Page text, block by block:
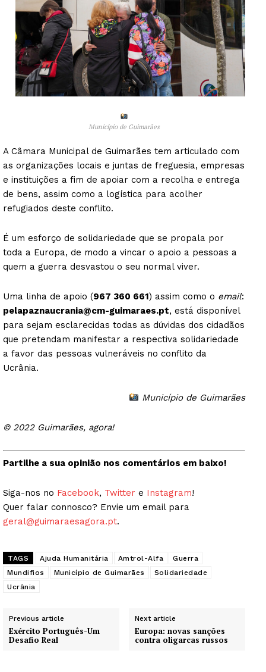
Município de Guimarães
A Câmara Municipal de Guimarães tem articulado com
as organizações locais e juntas de freguesia, empresas
e instituições a fim de apoiar com a recolha e entrega
de bens, assim como a logística para acolher
refugiados deste conflito.
É um esforço de solidariedade que se propala por
toda a Europa, de modo a vincar o apoio a pessoas a
quem a guerra desvastou o seu normal viver.
Uma linha de apoio (967 360 661) assim como o email:
pelapaznaucrania@cm-guimaraes.pt, está disponível
para sejam esclarecidas todas as dúvidas dos cidadãos
que pretendam manifestar a respectiva solidariedade
a favor das pessoas vulneráveis no conflito da
Ucrânia.
Município de Guimarães
© 2022 Guimarães, agora!
Partilhe a sua opinião nos comentários em baixo!
Siga-nos no Facebook, Twitter e Instagram!
Quer falar connosco? Envie um email para
geral@guimaraesagora.pt.
TAGS Ajuda Humanitária Amtrol-Alfa
Guerra
Mundifios
Município de Guimarães
Solidariedade
Ucrânia
Previous article
Exército Português-Um
Desafio Real
Next article
Europa: novas sanções
contra oligarcas russos